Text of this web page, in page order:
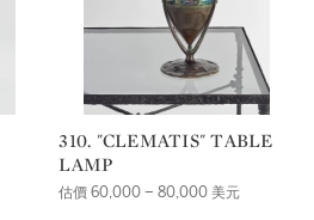
310. "CLEMATIS" TABLE
LAMP
估價 60,000 – 80,000 美元